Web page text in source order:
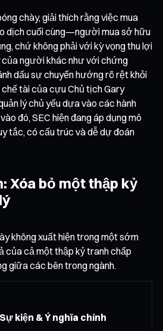
chày, giải thích rằng việc mua
dịch cuối cùng—người mua sở hữu
chứ không phải với kỳ vọng thu lợi
của người khác như với chứng
dấu sự chuyển hướng rõ rệt khỏi
tài của cựu Chủ tịch Gary
lý chủ yếu dựa vào các hành
đó, SEC hiện đang áp dụng mô
tắc, có cấu trúc và dễ dự đoán
Xóa bỏ một thập kỷ
không xuất hiện trong một sớm
của cả một thập kỷ tranh chấp
giữa các bên trong ngành.
Sự kiện & Ý nghĩa chính